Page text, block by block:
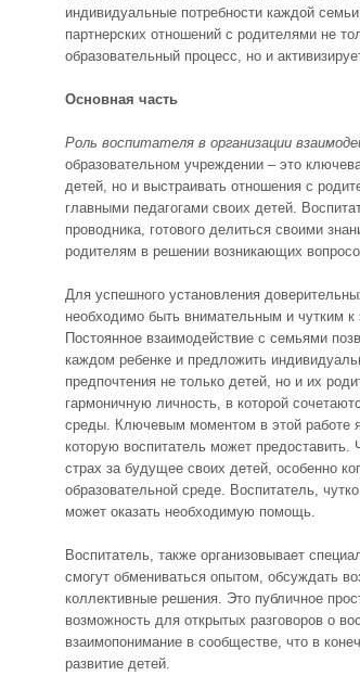
индивидуальные потребности каждой
партнерских отношений с родителями не
образовательный процесс, но и
Основная часть
Роль воспитателя в организации
образовательном учреждении – это
детей, но и выстраивать отношения с
главными педагогами своих детей.
проводника, готового делиться своими
родителям в решении возникающих
Для успешного установления
необходимо быть внимательным и чутким
Постоянное взаимодействие с семьями
каждом ребенке и предложить
предпочтения не только детей, но и их
гармоничную личность, в которой
среды. Ключевым моментом в этой работе
которую воспитатель может
страх за будущее своих детей, особенно
образовательной среде. Воспитатель,
может оказать необходимую помощь.
Воспитатель, также организовывает
смогут обмениваться опытом, обсуждать
коллективные решения. Это публичное
возможность для открытых разговоров о
взаимопонимание в сообществе, что в
развитие детей.